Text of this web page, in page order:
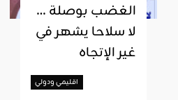
الغضب بوصلة …
لا سلاحا يشهر في
غير الإتجاه
اقليمي ودولي